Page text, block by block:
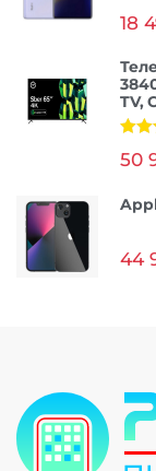
из 5
18
TV,
из 5
50
44